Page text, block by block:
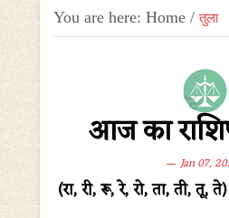
You are here: Home / तुला
आज का
Jan 07,
(रा, री, रू, रे, रो, ता, ती, तू, ते)